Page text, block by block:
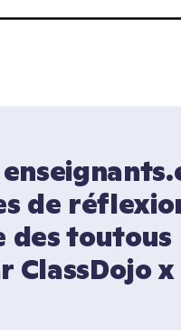
de
des toutous
ClassDojo x